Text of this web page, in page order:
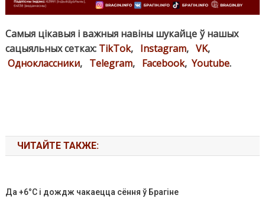
Самыя цікавыя і важныя навіны шукайце ў нашых
сацыяльных сетках: TikTok, Instagram, VK,
Одноклассники, Telegram, Facebook, Youtube.
ЧИТАЙТЕ ТАКЖЕ:
Да +6°C і дождж чакаецца сёння ў Брагіне